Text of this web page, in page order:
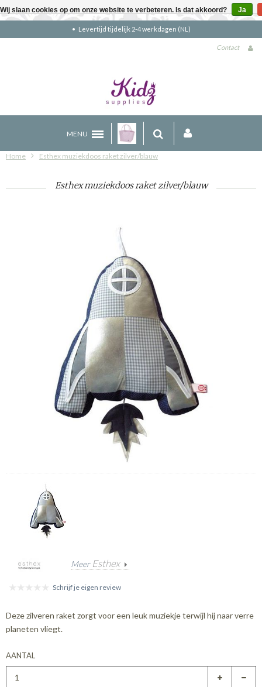
Gratis verzending
Contact
MENU
Home Esthex muziekdoos raket zilver/blauw
Esthex muziekdoos raket zilver/blauw
Meer Esthex
Schrijf je eigen review
Deze zilveren raket zorgt voor een leuk muziekje terwijl hij naar verre
planeten vliegt.
AANTAL
Wij slaan cookies op om onze website te verbeteren. Is dat akkoord? Ja